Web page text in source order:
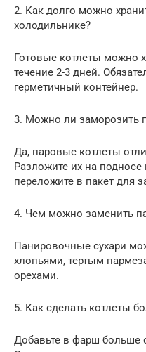
2. Как долго можно
холодильнике?
Готовые котлеты можно
течение 2-3 дней.
герметичный контейнер.
3. Можно ли заморозить
Да, паровые котлеты
Разложите их на подносе
переложите в пакет для
4. Чем можно заменить
Панировочные сухари
хлопьями, тертым
орехами.
5. Как сделать котлеты
Добавьте в фарш больше